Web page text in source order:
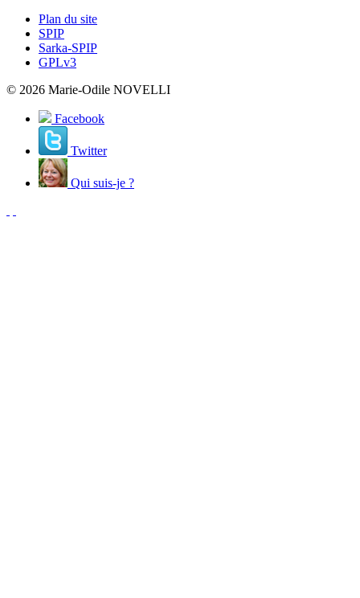
Plan du site
SPIP
Sarka-SPIP
GPLv3
© 2026 Marie-Odile NOVELLI
Facebook
Twitter
Qui suis-je ?